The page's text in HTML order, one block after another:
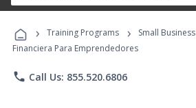
Programs
› Training Programs › Small Business
Financiera Para Emprendedores
phone Call Us: 855.520.6806